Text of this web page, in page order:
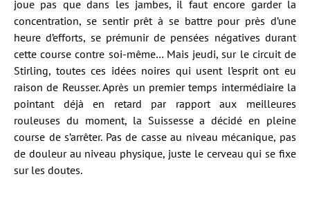
joue pas que dans les jambes, il faut encore garder la
concentration, se sentir prêt à se battre pour près d’une
heure d’efforts, se prémunir de pensées négatives durant
cette course contre soi-même… Mais jeudi, sur le circuit de
Stirling, toutes ces idées noires qui usent l’esprit ont eu
raison de Reusser. Après un premier temps intermédiaire la
pointant déjà en retard par rapport aux meilleures
rouleuses du moment, la Suissesse a décidé en pleine
course de s’arrêter. Pas de casse au niveau mécanique, pas
de douleur au niveau physique, juste le cerveau qui se fixe
sur les doutes.